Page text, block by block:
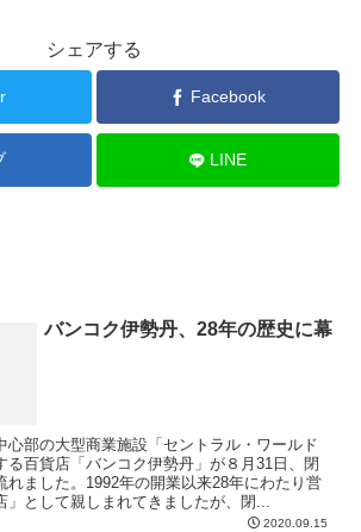
シェアする
Facebook
LINE
バンコク伊勢丹、28年の歴史に幕
心部の大型商業施設「セントラル・ワールド
る百貨店「バンコク伊勢丹」が８月31日、閉
れました。1992年の開業以来28年にわたり営
として親しまれてきましたが、閉...
2020.09.15